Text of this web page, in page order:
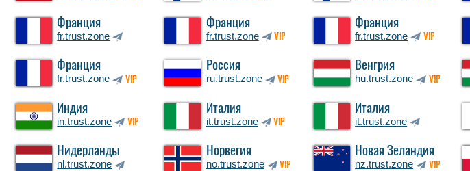
Франция
fr.trust.zone
Франция
fr.trust.zone VIP
Франция
fr.trust.zone VIP
Франция
fr.trust.zone VIP
Россия
ru.trust.zone VIP
Венгрия
hu.trust.zone VIP
Индия
in.trust.zone VIP
Италия
it.trust.zone VIP
Италия
it.trust.zone
Нидерланды
nl.trust.zone
Норвегия
no.trust.zone VIP
Новая Зеландия
nz.trust.zone VIP